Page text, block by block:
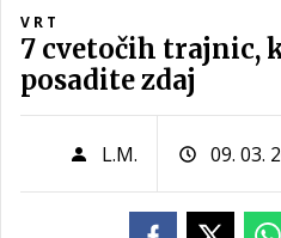
VRT
7 cvetočih trajnic,
posadite zdaj
L.M. 09. 03.